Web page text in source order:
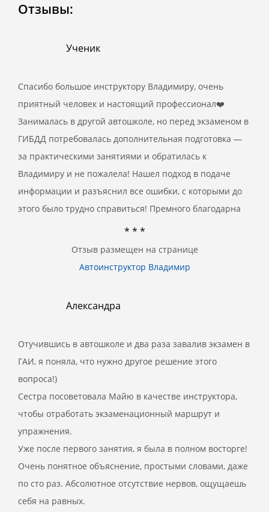
Отзывы:
Ученик
Спасибо большое инструктору Владимиру, очень
приятный человек и настоящий профессионал❤️
Занималась в другой автошколе, но перед экзаменом в
ГИБДД потребовалась дополнительная подготовка —
за практическими занятиями и обратилась к
Владимиру и не пожалела! Нашел подход в подаче
информации и разъяснил все ошибки, с которыми до
этого было трудно справиться! Премного благодарна
* * *
Отзыв размещен на странице
Автоинструктор Владимир
Александра
Отучившись в автошколе и два раза завалив экзамен в
ГАИ, я поняла, что нужно другое решение этого
вопроса!)
Сестра посоветовала Майю в качестве инструктора,
чтобы отработать экзаменационный маршрут и
упражнения.
Уже после первого занятия, я была в полном восторге!
Очень понятное объяснение, простыми словами, даже
по сто раз. Абсолютное отсутствие нервов, ощущаешь
себя на равных.